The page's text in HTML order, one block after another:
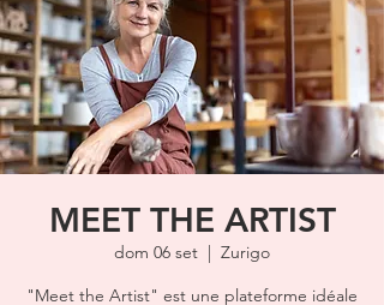
MEET THE ARTIST
dom 06 set
  |
Zurigo
"Meet the Artist" est une plateforme idéale